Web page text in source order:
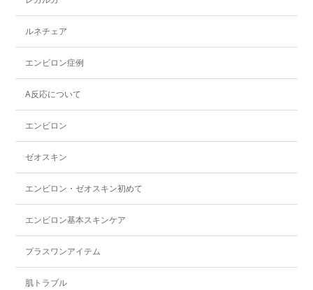
ルネチェア
エンビロン症例
A反応について
エンビロン
ゼオスキン
エンビロン・ゼオスキン初めて
エンビロン基本スキンケア
プラスワンアイテム
肌トラブル